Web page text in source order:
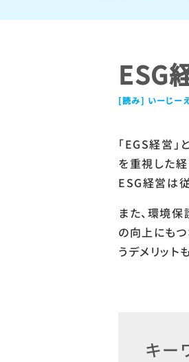
ESG
いーじー
「EGS経営
を重視した
ESG経営は
また、環境
の向上にも
うデメリット
キー